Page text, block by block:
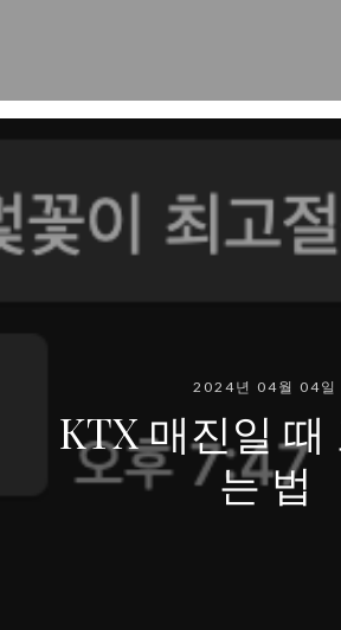
2024년 04월 04일
KTX 매진일 때
는 법